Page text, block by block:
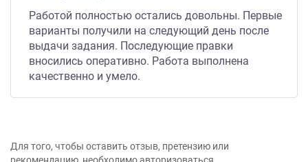
Работой полностью остались довольны. Первые
варианты получили на следующий день после
выдачи задания. Последующие правки
вносились оперативно. Работа выполнена
качественно и умело.
Для того, чтобы оставить отзыв, претензию или